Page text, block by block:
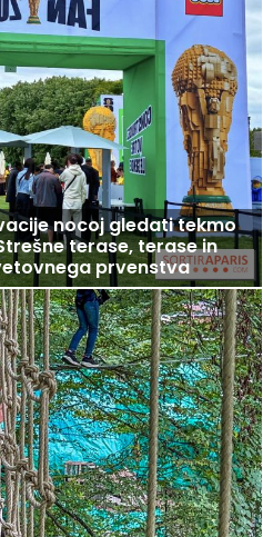
nocoj gledati tekmo
terase, terase in
prvenstva